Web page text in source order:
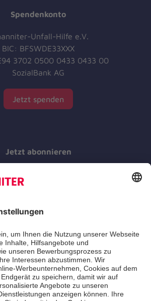
Spendenkonto
Unfall-Hilfe e.V.
BIC: BFSWDE33XXX
3702 0500 0433 0433 00
SozialBank AG
Jetzt spenden
Jetzt abonnieren
über unsere Arbeit.
der Johanniter-Unfall-Hilfe e.V.